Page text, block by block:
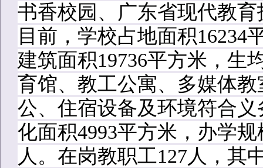
书香校园、广东省现代教
目前，学校占地面积16234
建筑面积19736平方米，生
育馆、教工公寓、多媒体
公、住宿设备及环境符合
化面积4993平方米，办学
人。在岗教职工127人，其